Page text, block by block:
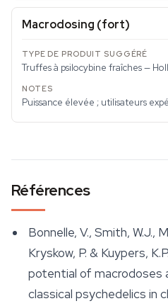
Macrodosing (fort)
Truffes à psilocybine fraîches —
Puissance élevée ; utilisateurs
Références
Bonnelle, V., Smith, W.J.,
Kryskow, P. & Kuypers,
potential of macrodoses
classical psychedelics in